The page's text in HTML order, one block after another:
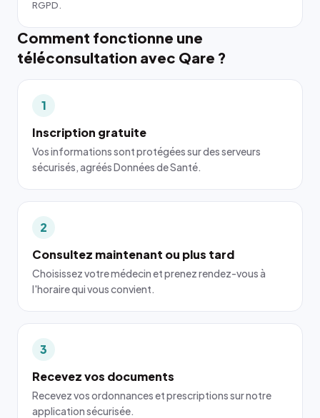
RGPD.
Comment fonctionne une
téléconsultation avec Qare ?
1
Inscription gratuite
Vos informations sont protégées sur des serveurs
sécurisés, agréés Données de Santé.
2
Consultez maintenant ou plus tard
Choisissez votre médecin et prenez rendez-vous à
l'horaire qui vous convient.
3
Recevez vos documents
Recevez vos ordonnances et prescriptions sur notre
application sécurisée.